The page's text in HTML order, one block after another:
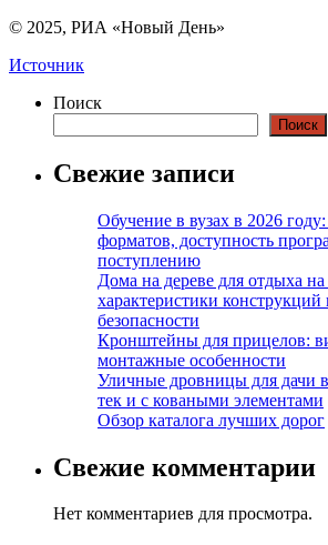
© 2025, РИА «Новый День»
Источник
Поиск
Поиск
Свежие записи
Обучение в вузах в 2026
форматов, доступность
поступлению
Дома на дереве для отдыха
характеристики конструкций
безопасности
Кронштейны для прицелов:
монтажные особенности
Уличные дровницы для дачи
тек и с коваными элементами
Обзор каталога лучших дорог
Свежие комментарии
Нет комментариев для просмотра.